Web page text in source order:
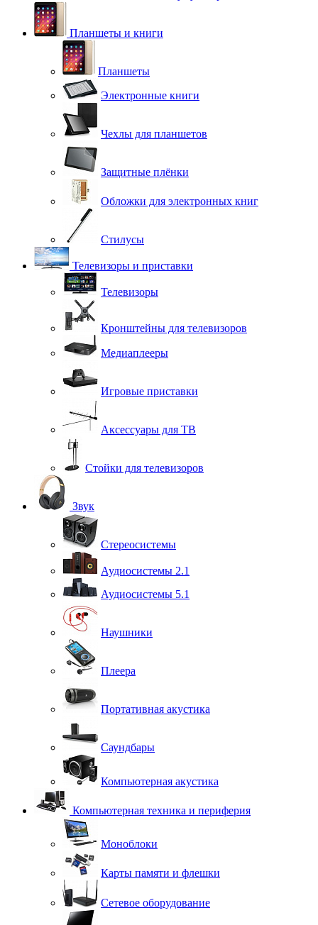
Планшеты и книги
Планшеты
Электронные книги
Чехлы для планшетов
Защитные плёнки
Обложки для электронных книг
Стилусы
Телевизоры и приставки
Телевизоры
Кронштейны для телевизоров
Медиаплееры
Игровые приставки
Аксессуары для ТВ
Стойки для телевизоров
Звук
Стереосистемы
Аудиосистемы 2.1
Аудиосистемы 5.1
Наушники
Плеера
Портативная акустика
Саундбары
Компьютерная акустика
Компьютерная техника и периферия
Моноблоки
Карты памяти и флешки
Сетевое оборудование